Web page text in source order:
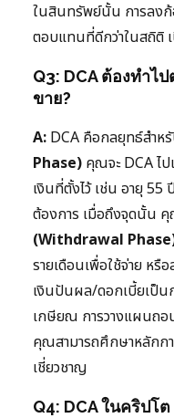
ในสินทรัพย์นั้น การลง
ตอบแทนที่ดีกว่าในสถิติ
Q3: DCA ต้องทำไ
ขาย?
A: DCA คือกลยุทธ์สำห
Phase) คุณจะ DCA ไป
เงินที่ตั้งไว้ เช่น อายุ
ต้องการ เมื่อถึงจุดนั้น
(Withdrawal
รายเดือนเพื่อใช้จ่าย ห
เงินปันผล/ดอกเบี้ยเป็น
เกษียณ การวางแผนถอ
คุณสามารถศึกษาหลักก
เชี่ยวชาญ
Q4: DCA ในคริปโ